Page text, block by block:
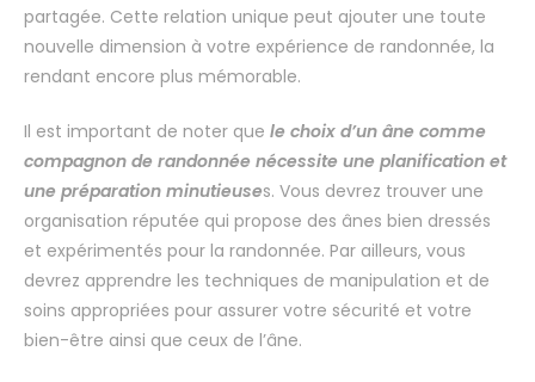
partagée. Cette relation unique peut ajouter une toute
nouvelle dimension à votre expérience de randonnée, la
rendant encore plus mémorable.
Il est important de noter que le choix d’un âne comme
compagnon de randonnée nécessite une planification et
une préparation minutieuses. Vous devrez trouver une
organisation réputée qui propose des ânes bien dressés
et expérimentés pour la randonnée. Par ailleurs, vous
devrez apprendre les techniques de manipulation et de
soins appropriées pour assurer votre sécurité et votre
bien-être ainsi que ceux de l’âne.